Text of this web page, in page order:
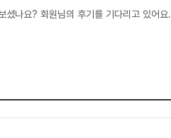
셨나요? 회원님의 후기를 기다리고 있어요.